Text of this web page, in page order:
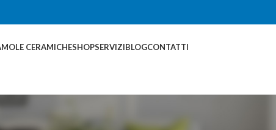
LE CERAMICHESHOPSERVIZIBLOGCONTATTI